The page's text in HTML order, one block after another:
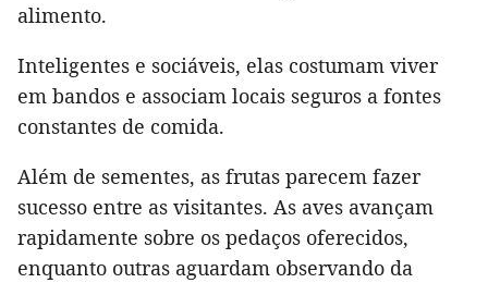
alimento.
Inteligentes e sociáveis, elas costumam viver
em bandos e associam locais seguros a fontes
constantes de comida.
Além de sementes, as frutas parecem fazer
sucesso entre as visitantes. As aves avançam
rapidamente sobre os pedaços oferecidos,
enquanto outras aguardam observando da